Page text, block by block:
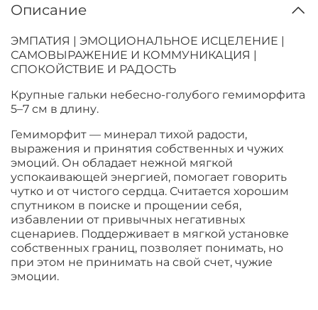
Описание
ЭМПАТИЯ | ЭМОЦИОНАЛЬНОЕ ИСЦЕЛЕНИЕ |
САМОВЫРАЖЕНИЕ И КОММУНИКАЦИЯ |
СПОКОЙСТВИЕ И РАДОСТЬ
Крупные гальки небесно-голубого гемиморфита
5–7 см в длину.
Гемиморфит — минерал тихой радости,
выражения и принятия собственных и чужих
эмоций. Он обладает нежной мягкой
успокаивающей энергией, помогает говорить
чутко и от чистого сердца. Считается хорошим
спутником в поиске и прощении себя,
избавлении от привычных негативных
сценариев. Поддерживает в мягкой установке
собственных границ, позволяет понимать, но
при этом не принимать на свой счет, чужие
эмоции.